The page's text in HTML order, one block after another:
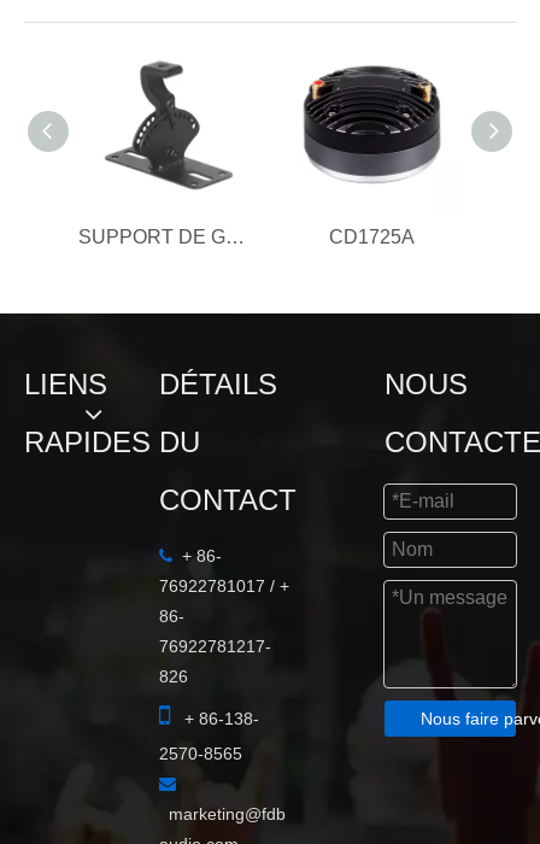
SUPPORT DE GRÉEMENT CD1725A
LIENS
RAPIDES
DÉTAILS
DU
CONTACT
 + 86-
76922781017 / +
86-
76922781217-
826

+ 86-138-
2570-8565

marketing@fdb
NOUS
Nous faire